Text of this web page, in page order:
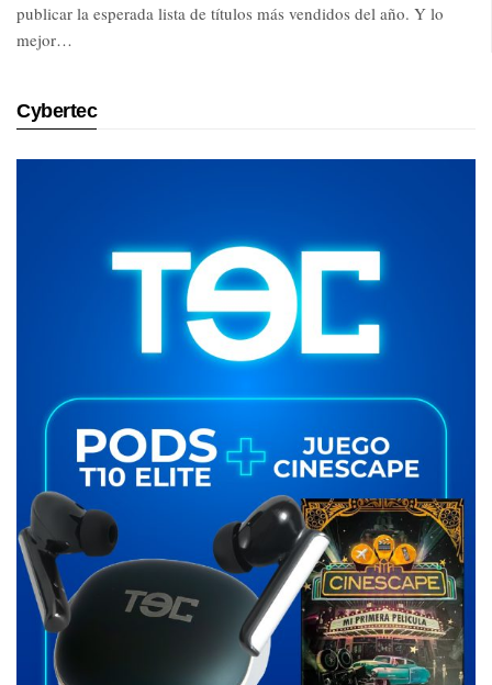
publicar la esperada lista de títulos más vendidos del año. Y lo
mejor…
Cybertec